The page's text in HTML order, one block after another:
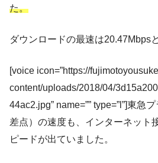
た。
ダウンロードの最速は20.47Mbps
[voice icon=”https://
content/uploads/2018/04/
44ac2.jpg” name=”” type=”l”]東急
差点）の速度も、インターネット
ピードが出ていました。